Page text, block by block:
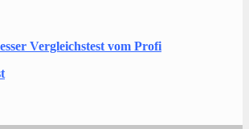
Vergleichstest vom Profi